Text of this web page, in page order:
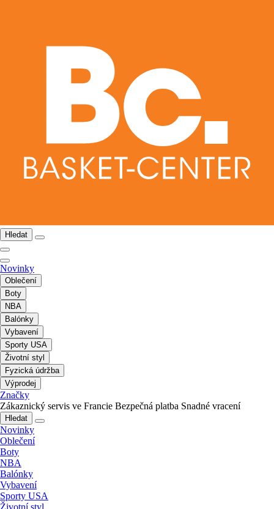
Hledat
Novinky
Oblečení
Boty
NBA
Balónky
Vybavení
Sporty USA
Životní styl
Fyzická údržba
Výprodej
Značky
Zákaznický servis ve Francie Bezpečná platba Snadné vracení
Hledat
Novinky
Oblečení
Boty
NBA
Balónky
Vybavení
Sporty USA